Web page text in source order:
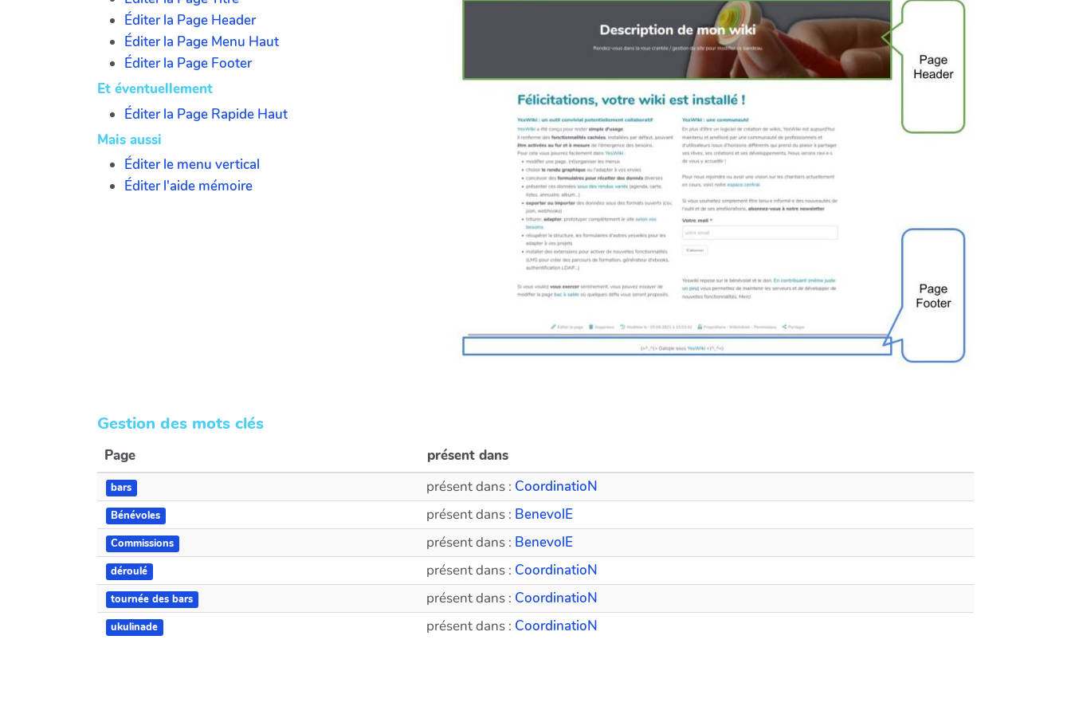
Éditer la Page Header
Éditer la Page Menu Haut
Éditer la Page Footer
Et éventuellement
Éditer la Page Rapide Haut
Mais aussi
Éditer le menu vertical
Éditer l'aide mémoire
Gestion des mots clés
Page présent dans
bars présent dans : CoordinatioN
Bénévoles présent dans : BenevolE
Commissions présent dans : BenevolE
déroulé présent dans : CoordinatioN
tournée des bars présent dans : CoordinatioN
ukulinade présent dans : CoordinatioN